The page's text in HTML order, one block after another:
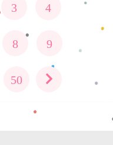
3 4
8 9
50